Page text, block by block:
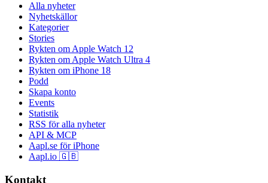
Alla nyheter
Nyhetskällor
Kategorier
Stories
Rykten om Apple Watch 12
Rykten om Apple Watch Ultra 4
Rykten om iPhone 18
Podd
Skapa konto
Events
Statistik
RSS för alla nyheter
API & MCP
Aapl.se för iPhone
Aapl.io 🇬🇧
Kontakt